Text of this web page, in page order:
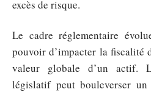
excès de risque.
Le cadre réglementaire
pouvoir d’impacter la fiscalité
valeur globale d’un actif.
législatif peut bouleverser